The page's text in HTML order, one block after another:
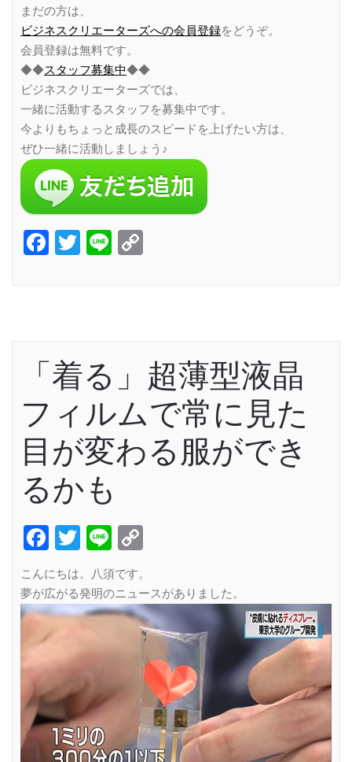
まだの方は、
ビジネスクリエーターズへの会員登録をどうぞ。
会員登録は無料です。
◆◆スタッフ募集中◆◆
ビジネスクリエーターズでは、
一緒に活動するスタッフを募集中です。
今よりもちょっと成長のスピードを上げたい方は、
ぜひ一緒に活動しましょう♪
Facebook
Twitter
Line
「着る」超薄型液晶
フィルムで常に見た
目が変わる服ができ
るかも
Facebook
Twitter
Line
こんにちは。八須です。
夢が広がる発明のニュースがありました。